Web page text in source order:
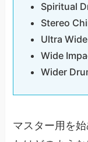
Spiritual
Stereo
Ultra
Wide
Wider
マスター用を